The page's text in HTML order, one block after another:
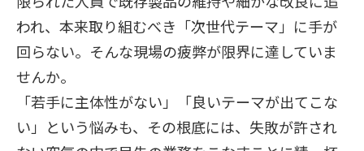
われ、本来取り組むべき「次世代テーマ」に手が
回らない。そんな現場の疲弊が限界に達していま
せんか。
「若手に主体性がない」「良いテーマが出てこな
い」という悩みも、その根底には、失敗が許され